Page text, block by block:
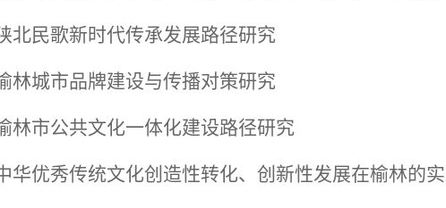
北民歌新时代传承发展路径研究
林城市品牌建设与传播对策研究
林市公共文化一体化建设路径研究
华优秀传统文化创造性转化、创新性发展在榆林的